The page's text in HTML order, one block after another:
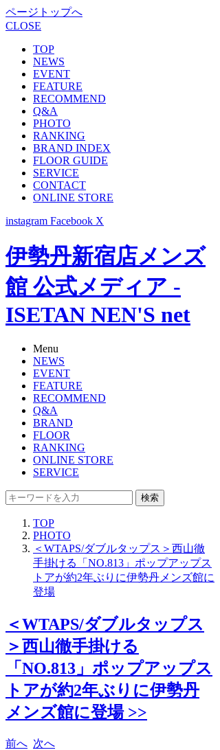
ページトップへ
CLOSE
TOP
NEWS
EVENT
FEATURE
RECOMMEND
Q&A
PHOTO
RANKING
BRAND INDEX
FLOOR GUIDE
SERVICE
CONTACT
ONLINE STORE
instagram Facebook X
伊勢丹新宿店メンズ
館 公式メディア -
ISETAN NEN'S net
Menu
NEWS
EVENT
FEATURE
RECOMMEND
Q&A
BRAND
FLOOR
RANKING
ONLINE STORE
SERVICE
検索
TOP
PHOTO
＜WTAPS/ダブルタップス＞西山徹
手掛ける「NO.813」ポップアップス
トアが約2年ぶりに伊勢丹メンズ館に
登場
＜WTAPS/ダブルタップス
＞西山徹手掛ける
「NO.813」ポップアップス
トアが約2年ぶりに伊勢丹
メンズ館に登場 >>
前へ 次へ